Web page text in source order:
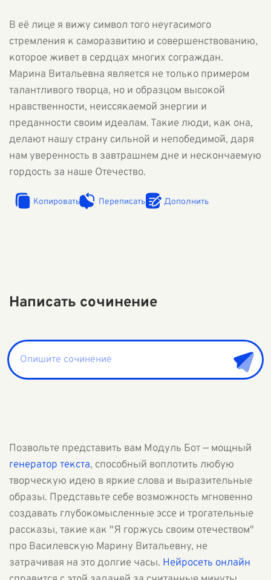
В её лице я вижу символ того неугасимого
стремления к саморазвитию и совершенствованию,
которое живет в сердцах многих сограждан.
Марина Витальевна является не только примером
талантливого творца, но и образцом высокой
нравственности, неиссякаемой энергии и
преданности своим идеалам. Такие люди, как она,
делают нашу страну сильной и непобедимой, даря
нам уверенность в завтрашнем дне и нескончаемую
гордость за наше Отечество.
Копировать Переписать Дополнить
Написать сочинение
Позвольте представить вам Модуль Бот — мощный
генератор текста, способный воплотить любую
творческую идею в яркие слова и выразительные
образы. Представьте себе возможность мгновенно
создавать глубокомысленные эссе и трогательные
рассказы, такие как "Я горжусь своим отечеством"
про Василевскую Марину Витальевну, не
затрачивая на это долгие часы. Нейросеть онлайн